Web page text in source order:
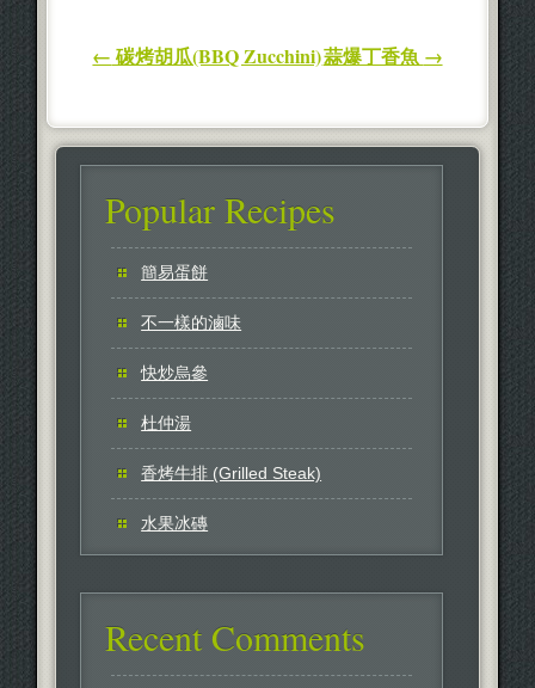
Post navigation
← 碳烤胡瓜(BBQ Zucchini)蒜爆丁香魚 →
Popular Recipes
簡易蛋餅
不一樣的滷味
快炒烏參
杜仲湯
香烤牛排 (Grilled Steak)
水果冰磚
Recent Comments